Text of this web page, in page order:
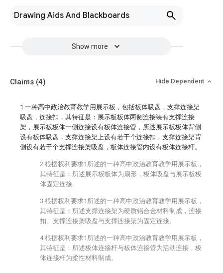
Drawing Aids And Blackboards
Show more
Claims (4) Hide Dependent
1.一种高中政治教育教学用展示板，包括板体吸盘，支撑连接架
吸盘，连接扣，其特征是：展示板板体两侧连接装有支撑连接
架，展示板板体一侧连接设有板体连接管，所述展示板板体背侧
设有板体吸盘，支撑连接架上设有若干个连接扣，支撑连接架背
侧设有若干个支撑连接架吸盘，板体连接管内设有板体连接杆。
2.根据权利要求1所述的一种高中政治教育教学用展示板，
其特征是：所述展示板板体为扇形，板体吸盘与展示板板
体固定连接。
3.根据权利要求1所述的一种高中政治教育教学用展示板，
其特征是：所述支撑连接架为硬质铝合金材料制成，连接
扣、支撑连接架吸盘与支撑连接架为固定连接。
4.根据权利要求1所述的一种高中政治教育教学用展示板，
其特征是：所述板体连接杆与板体连接管为活动连接，板
体连接杆为柔性材料制成。